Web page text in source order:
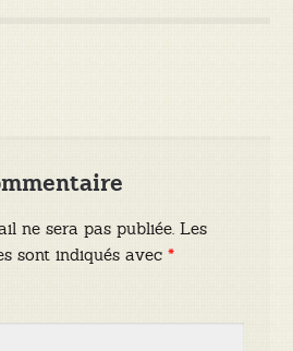
ne sera pas publiée. Les
sont indiqués avec*